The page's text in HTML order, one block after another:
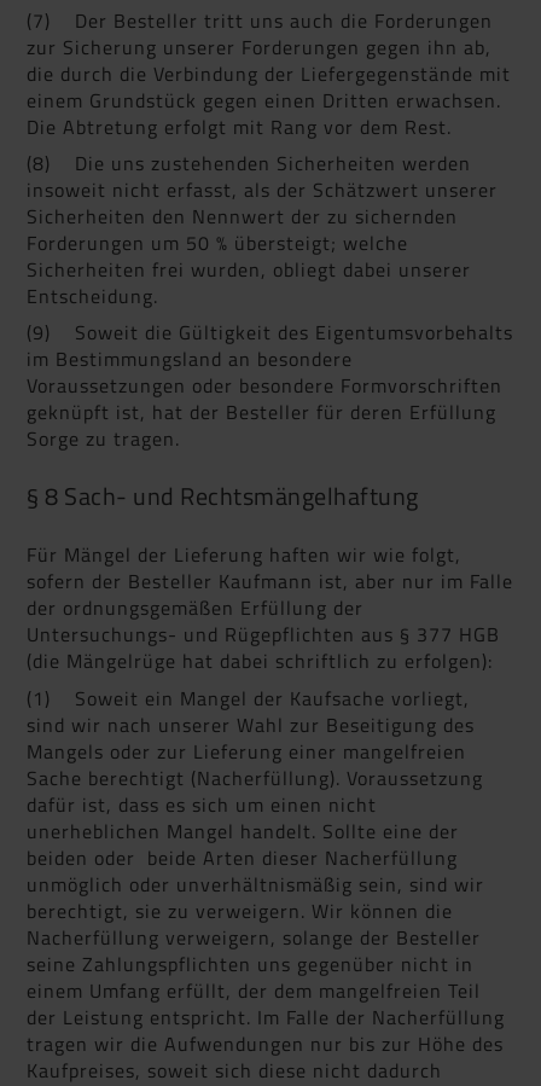
(7) Der Besteller tritt uns auch die Forderungen
zur Sicherung unserer Forderungen gegen ihn ab,
die durch die Verbindung der Liefergegenstände mit
einem Grundstück gegen einen Dritten erwachsen.
Die Abtretung erfolgt mit Rang vor dem Rest.
(8) Die uns zustehenden Sicherheiten werden
insoweit nicht erfasst, als der Schätzwert unserer
Sicherheiten den Nennwert der zu sichernden
Forderungen um 50 % übersteigt; welche
Sicherheiten frei wurden, obliegt dabei unserer
Entscheidung.
(9) Soweit die Gültigkeit des Eigentumsvorbehalts
im Bestimmungsland an besondere
Voraussetzungen oder besondere Formvorschriften
geknüpft ist, hat der Besteller für deren Erfüllung
Sorge zu tragen.
§ 8 Sach- und Rechtsmängelhaftung
Für Mängel der Lieferung haften wir wie folgt,
sofern der Besteller Kaufmann ist, aber nur im Falle
der ordnungsgemäßen Erfüllung der
Untersuchungs- und Rügepflichten aus § 377 HGB
(die Mängelrüge hat dabei schriftlich zu erfolgen):
(1) Soweit ein Mangel der Kaufsache vorliegt,
sind wir nach unserer Wahl zur Beseitigung des
Mangels oder zur Lieferung einer mangelfreien
Sache berechtigt (Nacherfüllung). Voraussetzung
dafür ist, dass es sich um einen nicht
unerheblichen Mangel handelt. Sollte eine der
beiden oder beide Arten dieser Nacherfüllung
unmöglich oder unverhältnismäßig sein, sind wir
berechtigt, sie zu verweigern. Wir können die
Nacherfüllung verweigern, solange der Besteller
seine Zahlungspflichten uns gegenüber nicht in
einem Umfang erfüllt, der dem mangelfreien Teil
der Leistung entspricht. Im Falle der Nacherfüllung
tragen wir die Aufwendungen nur bis zur Höhe des
Kaufpreises, soweit sich diese nicht dadurch